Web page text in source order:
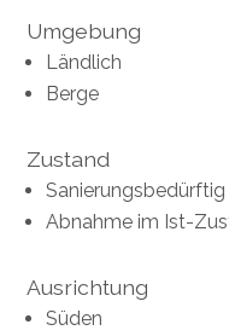
Umgebung
Ländlich
Berge
Zustand
Sanierungsbedürftig
Abnahme im Ist-
Ausrichtung
Süden